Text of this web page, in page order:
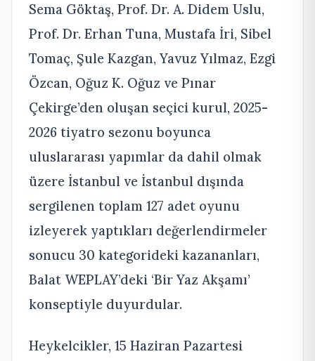
Sema Göktaş, Prof. Dr. A. Didem Uslu,
Prof. Dr. Erhan Tuna, Mustafa İri, Sibel
Tomaç, Şule Kazgan, Yavuz Yılmaz, Ezgi
Özcan, Oğuz K. Oğuz ve Pınar
Çekirge’den oluşan seçici kurul, 2025-
2026 tiyatro sezonu boyunca
uluslararası yapımlar da dahil olmak
üzere İstanbul ve İstanbul dışında
sergilenen toplam 127 adet oyunu
izleyerek yaptıkları değerlendirmeler
sonucu 30 kategorideki kazananları,
Balat WEPLAY’deki ‘Bir Yaz Akşamı’
konseptiyle duyurdular.
Heykelcikler, 15 Haziran Pazartesi